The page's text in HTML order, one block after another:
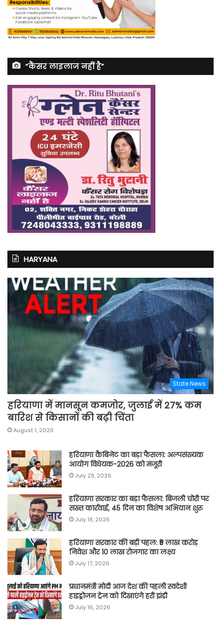
“कैंसर लाइलाज नहीं है”
HARYANA
State News
हरियाणा में मानसून कमजोर, जुलाई में 27% कम
बारिश से किसानों की बढ़ी चिंता
August 1, 2026
हरियाणा कैबिनेट का बड़ा फैसला: अल्पसंख्यक
आयोग विधेयक-2026 को मंजूरी
July 29, 2026
हरियाणा सरकार का बड़ा फैसला: बिजली चोरी पर
सख्त कार्रवाई, 45 दिन का विशेष अभियान शुरू
July 18, 2026
हरियाणा सरकार की बड़ी पहल: ₹5 लाख करोड़
निवेश और 10 लाख रोजगार का लक्ष्य
July 17, 2026
प्रधानमंत्री मोदी आज देश की पहली स्वदेशी
हाइड्रोजन ट्रेन को दिखाएंगे हरी झंडी
July 16, 2026